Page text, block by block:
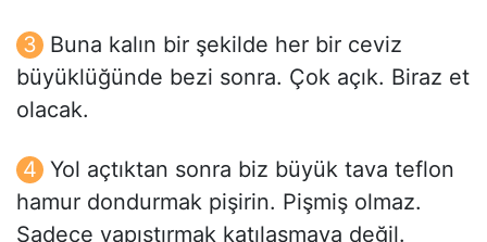
Buna kalın bir şekilde her bir ceviz
büyüklüğünde bezi sonra. Çok açık. Biraz et
olacak.
Yol açtıktan sonra biz büyük tava teflon
hamur dondurmak pişirin. Pişmiş olmaz.
Sadece yapıştırmak katılaşmaya değil.